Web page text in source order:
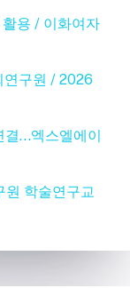
용 / 이화여자
연구원 / 2026
결…엑스엘에이
원 학술연구교